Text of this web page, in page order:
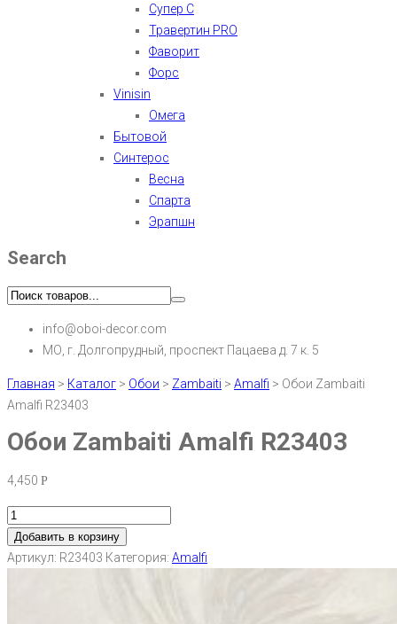
Супер С
Травертин PRO
Фаворит
Форс
Vinisin
Омега
Бытовой
Синтерос
Весна
Спарта
Эрапшн
Search
info@oboi-decor.com
МО, г. Долгопрудный, проспект Пацаева д. 7 к. 5
Главная > Каталог > Обои > Zambaiti > Amalfi > Обои Zambaiti
Amalfi R23403
Обои Zambaiti Amalfi R23403
4,450 Р
Добавить в корзину
Артикул: R23403 Категория: Amalfi